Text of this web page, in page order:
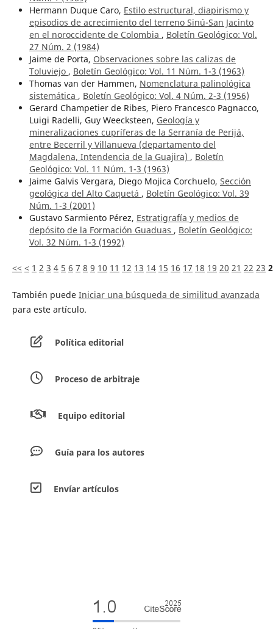
Hermann Duque Caro, Estilo estructural, diapirismo y
episodios de acrecimiento del terreno Sinú-San Jacinto
en el noroccidente de Colombia , Boletín Geológico: Vol.
27 Núm. 2 (1984)
Jaime de Porta, Observaciones sobre las calizas de
Toluviejo , Boletín Geológico: Vol. 11 Núm. 1-3 (1963)
Thomas van der Hammen, Nomenclatura palinológica
sistemática , Boletín Geológico: Vol. 4 Núm. 2-3 (1956)
Gerard Champetier de Ribes, Piero Francesco Pagnacco,
Luigi Radelli, Guy Weecksteen, Geología y
mineralizaciones cupríferas de la Serranía de Perijá,
entre Becerril y Villanueva (departamento del
Magdalena, Intendencia de la Guajira) , Boletín
Geológico: Vol. 11 Núm. 1-3 (1963)
Jaime Galvis Vergara, Diego Mojica Corchuelo, Sección
geológica del Alto Caquetá , Boletín Geológico: Vol. 39
Núm. 1-3 (2001)
Gustavo Sarmiento Pérez, Estratigrafía y medios de
depósito de la Formación Guaduas , Boletín Geológico:
Vol. 32 Núm. 1-3 (1992)
<< < 1 2 3 4 5 6 7 8 9 10 11 12 13 14 15 16 17 18 19 20 21 22 23
También puede Iniciar una búsqueda de similitud avanzada
para este artículo.
Política editorial
Proceso de arbitraje
Equipo editorial
Guía para los autores
Envíar artículos